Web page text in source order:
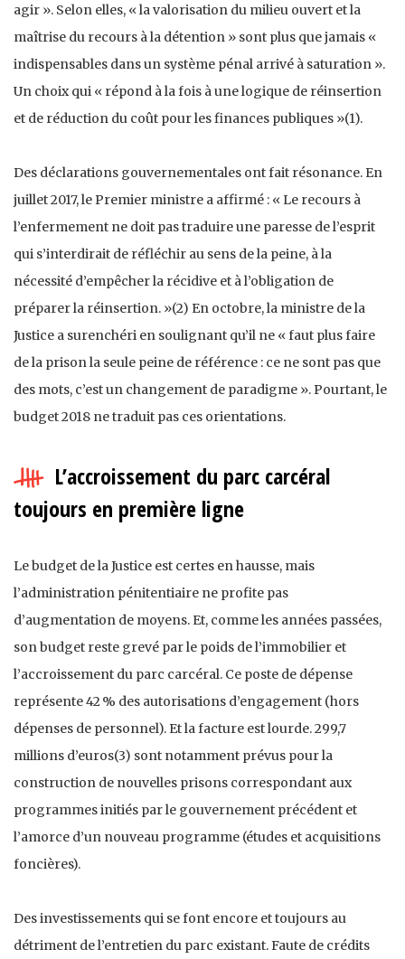
agir ». Selon elles, « la valorisation du milieu ouvert et la
maîtrise du recours à la détention » sont plus que jamais «
indispensables dans un système pénal arrivé à saturation ».
Un choix qui « répond à la fois à une logique de réinsertion
et de réduction du coût pour les finances publiques »(1).
Des déclarations gouvernementales ont fait résonance. En
juillet 2017, le Premier ministre a affirmé : « Le recours à
l’enfermement ne doit pas traduire une paresse de l’esprit
qui s’interdirait de réfléchir au sens de la peine, à la
nécessité d’empêcher la récidive et à l’obligation de
préparer la réinsertion. »(2) En octobre, la ministre de la
Justice a surenchéri en soulignant qu’il ne « faut plus faire
de la prison la seule peine de référence : ce ne sont pas que
des mots, c’est un changement de paradigme ». Pourtant, le
budget 2018 ne traduit pas ces orientations.
L’accroissement du parc carcéral
toujours en première ligne
Le budget de la Justice est certes en hausse, mais
l’administration pénitentiaire ne profite pas
d’augmentation de moyens. Et, comme les années passées,
son budget reste grevé par le poids de l’immobilier et
l’accroissement du parc carcéral. Ce poste de dépense
représente 42 % des autorisations d’engagement (hors
dépenses de personnel). Et la facture est lourde. 299,7
millions d’euros(3) sont notamment prévus pour la
construction de nouvelles prisons correspondant aux
programmes initiés par le gouvernement précédent et
l’amorce d’un nouveau programme (études et acquisitions
foncières).
Des investissements qui se font encore et toujours au
détriment de l’entretien du parc existant. Faute de crédits